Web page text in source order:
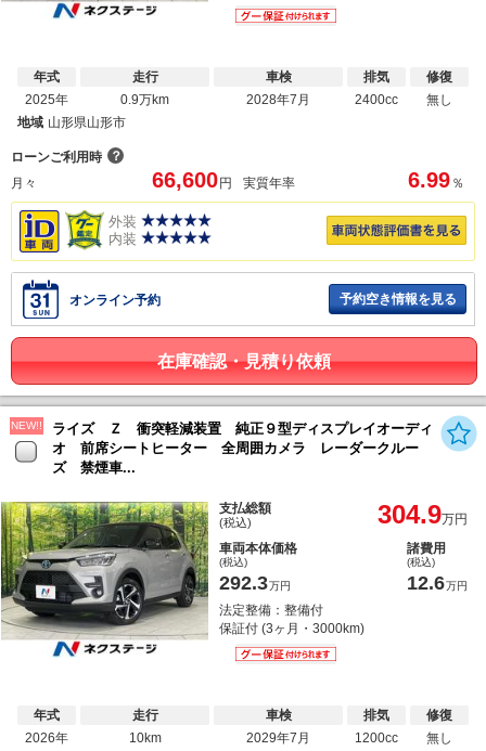
年式
2025年
走行
0.9万km
車検
2028年7月
排気
2400cc
修復
無し
地域 山形県山形市
ローンご利用時 ？
月々
66,600 円 実質年率 6.99 ％
外装
内装
オンライン予約 予約空き情報を見る
在庫確認・見積り依頼
NEW!!
ライズ Ｚ 衝突軽減装置 純正９型ディスプレイオーディ
オ 前席シートヒーター 全周囲カメラ レーダークルー
ズ 禁煙車...
支払総額
(税込) 304.9万円
車両本体価格
(税込)
292.3万円
諸費用
(税込)
12.6万円
法定整備：整備付
保証付 (3ヶ月・3000km)
年式
2026年
走行
10km
車検
2029年7月
排気
1200cc
修復
無し